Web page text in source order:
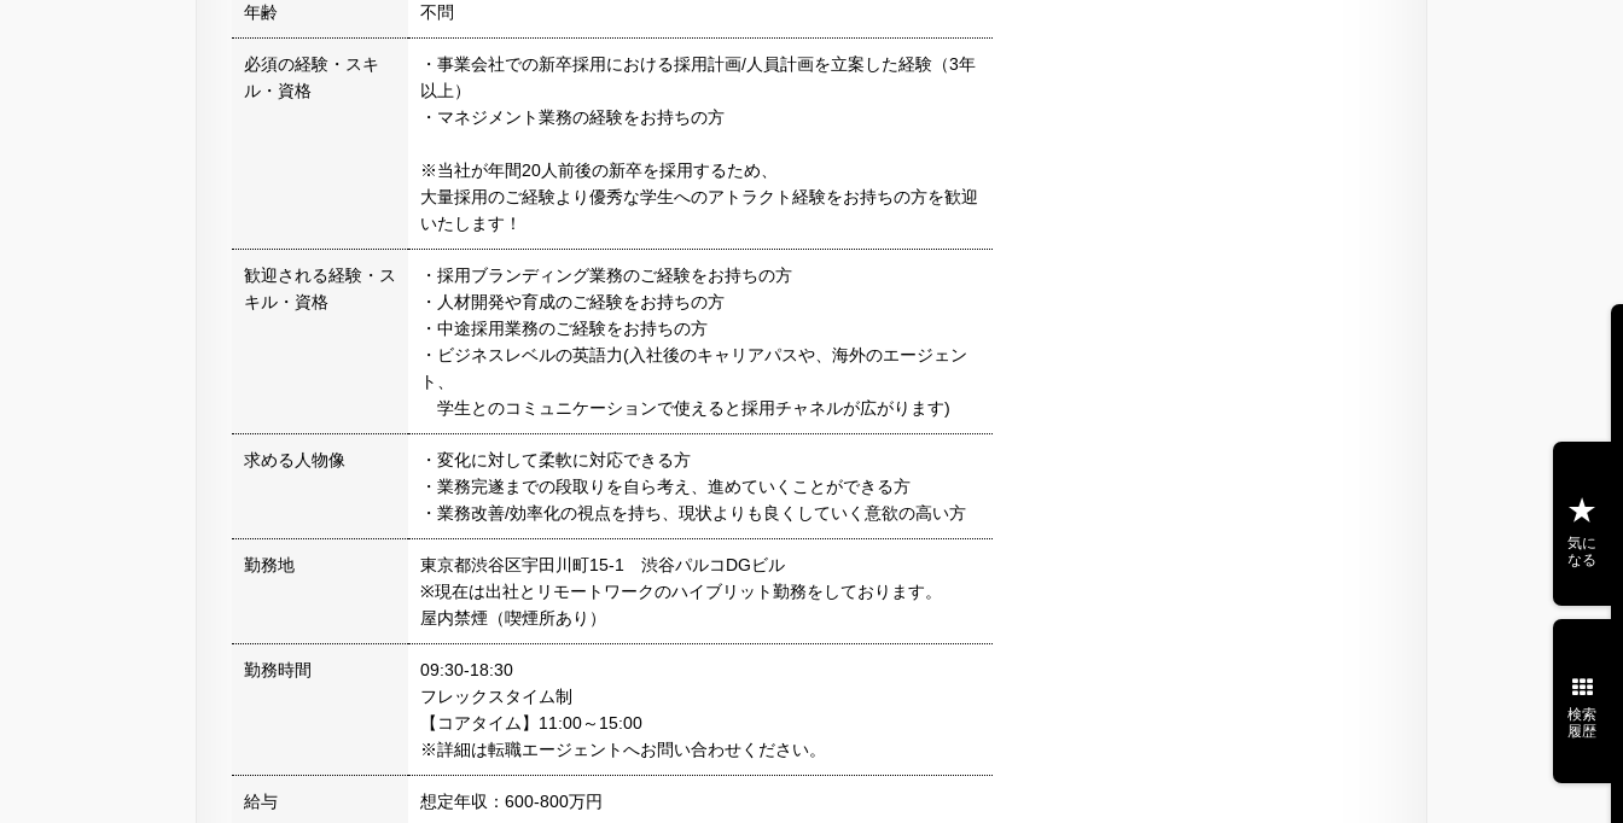
年齢 不問
必須の経験・スキ
ル・資格
・事業会社での新卒採用における採用計画/人員計画を立案した経験（3年
以上）
・マネジメント業務の経験をお持ちの方
※当社が年間20人前後の新卒を採用するため、
大量採用のご経験より優秀な学生へのアトラクト経験をお持ちの方を歓迎
いたします！
歓迎される経験・ス
キル・資格
・採用ブランディング業務のご経験をお持ちの方
・人材開発や育成のご経験をお持ちの方
・中途採用業務のご経験をお持ちの方
・ビジネスレベルの英語力(入社後のキャリアパスや、海外のエージェン
ト、
学生とのコミュニケーションで使えると採用チャネルが広がります)
求める人物像
・変化に対して柔軟に対応できる方
・業務完遂までの段取りを自ら考え、進めていくことができる方
・業務改善/効率化の視点を持ち、現状よりも良くしていく意欲の高い方
勤務地
東京都渋谷区宇田川町15-1 渋谷パルコDGビル
※現在は出社とリモートワークのハイブリット勤務をしております。
屋内禁煙（喫煙所あり）
勤務時間
09:30-18:30
フレックスタイム制
【コアタイム】11:00～15:00
※詳細は転職エージェントへお問い合わせください。
給与 想定年収：600-800万円
気に
なる
検索
履歴